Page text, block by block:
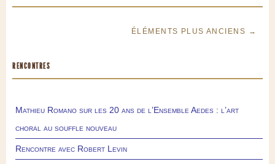
ÉLÉMENTS PLUS ANCIENS →
RENCONTRES
Mathieu Romano sur les 20 ans de l’Ensemble Aedes : l’art
choral au souffle nouveau
Rencontre avec Robert Levin